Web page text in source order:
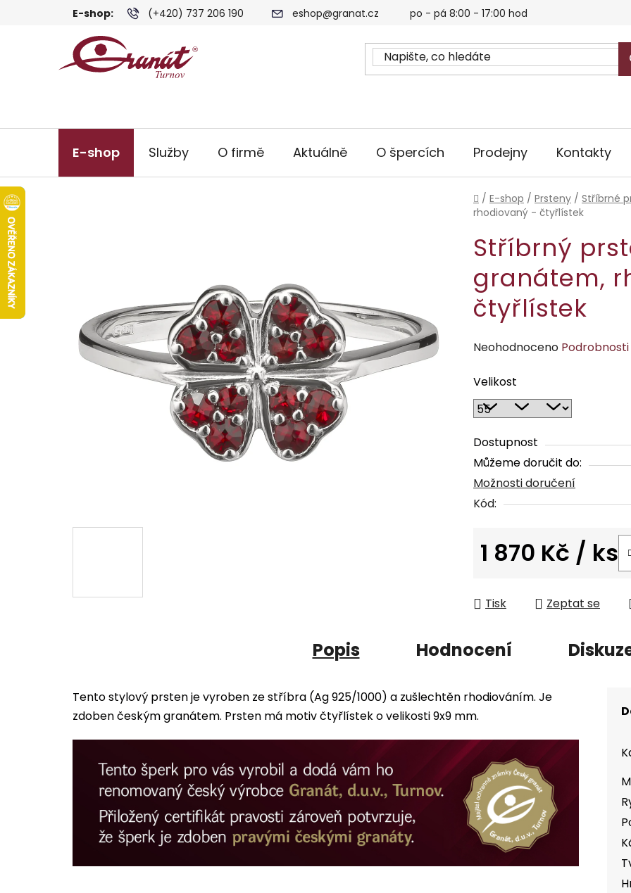
E-shop: (+420) 737 206 190 eshop@granat.cz po - pá 8:00 - 17:00 hod
E-shop Služby O firmě Aktuálně O špercích Prodejny Kontakty
Domů
/ E-shop / Prsteny / Stříbrné
rhodiovaný - čtyřlístek
Stříbrný
granátem,
čtyřlístek
Průměrné
produktu
je
0,0
z
5
hvězdiček.
Neohodnoceno
Velikost
Dostupnost
Můžeme doručit do:
Možnosti doručení
Kód:
1 870 Kč / ks
Tisk Zeptat se
Popis Hodnocení
Tento stylový prsten je vyroben ze stříbra (Ag 925/1000) a zušlechtěn rhodiováním. Je
zdoben českým granátem. Prsten má motiv čtyřlístek o velikosti 9x9 mm.